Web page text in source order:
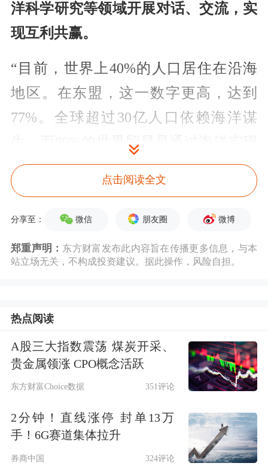
洋科学研究等领域开展对话、交流，实
现互利共赢。
“目前，世界上40%的人口居住在沿海
地区。在东盟，这一数字更高，达到
77%。全球超过30亿人口依赖海洋谋
生，而80%的世界贸易是通过海洋实现
的。”苏莱雅表示，近年《东盟领导人
蓝色经济宣言》《东盟蓝色经济框架》
等一系列框架协议的通过即深刻表明了
发展蓝色经济对东盟6.25亿人口的重要
性，旨在使蓝色经济成为东盟经济增长
但是，科学和创新是发展蓝色经济的必
然条件，构建蓝色经济的基础需要不同
领域的众多专家，有些国家可能无法获
中国家必须不仅仅依赖于本国的专家，
还需要借助其他国家的专家，而这正是
点击阅读全文
分享至： 微信 朋友圈 微博
郑重声明： 东方财富发布此内容旨在传播更多信息，与本
站立场无关，不构成投资建议。据此操作，风险自担。
热点阅读
A股三大指数震荡 煤炭开采、
贵金属领涨 CPO概念活跃
东方财富Choice数据 351评论
2分钟！直线涨停 封单13万
手！6G赛道集体拉升
券商中国 324评论